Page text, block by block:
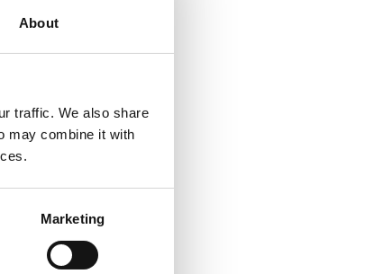
About
traffic. We also share
may combine it with
Marketing
puolilla
ja sillä on
eriä